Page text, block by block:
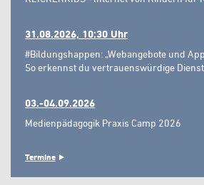
31.08.2026, 10:30 Uhr
#Bildungshappen: „Webangebote und
So erkennst du vertrauenswürdige
03.-04.09.2026
Medienpädagogik Praxis Camp 2026
Termine